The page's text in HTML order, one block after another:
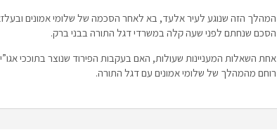
המהלך הזה שנוגע לעיר אלעד, בא לאחר הסכמה של שלומי אמונים
הסכם שנחתם לפני שעה קלה במשרדי דגל התורה בבני ברק.
אחת השאלות המעניינות שעולות, האם בעקבות הפירוד שנוצר בתוככי
רוחם מהמהלך של שלומי אמונים עם דגל התורה.